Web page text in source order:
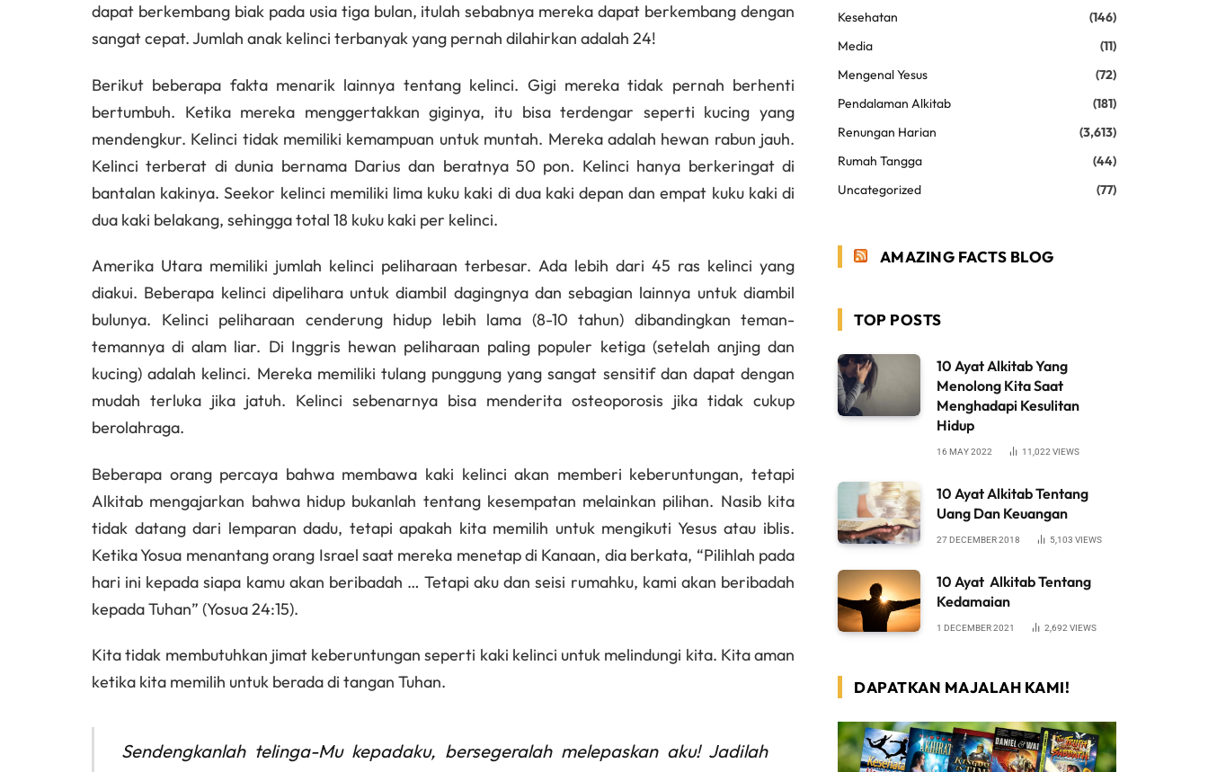
dapat berkembang biak pada usia tiga bulan, itulah sebabnya mereka dapat berkembang dengan
sangat cepat. Jumlah anak kelinci terbanyak yang pernah dilahirkan adalah 24!
Berikut beberapa fakta menarik lainnya tentang kelinci. Gigi mereka tidak pernah berhenti
bertumbuh. Ketika mereka menggertakkan giginya, itu bisa terdengar seperti kucing yang
mendengkur. Kelinci tidak memiliki kemampuan untuk muntah. Mereka adalah hewan rabun jauh.
Kelinci terberat di dunia bernama Darius dan beratnya 50 pon. Kelinci hanya berkeringat di
bantalan kakinya. Seekor kelinci memiliki lima kuku kaki di dua kaki depan dan empat kuku kaki di
dua kaki belakang, sehingga total 18 kuku kaki per kelinci.
Amerika Utara memiliki jumlah kelinci peliharaan terbesar. Ada lebih dari 45 ras kelinci yang
diakui. Beberapa kelinci dipelihara untuk diambil dagingnya dan sebagian lainnya untuk diambil
bulunya. Kelinci peliharaan cenderung hidup lebih lama (8-10 tahun) dibandingkan teman-
temannya di alam liar. Di Inggris hewan peliharaan paling populer ketiga (setelah anjing dan
kucing) adalah kelinci. Mereka memiliki tulang punggung yang sangat sensitif dan dapat dengan
mudah terluka jika jatuh. Kelinci sebenarnya bisa menderita osteoporosis jika tidak cukup
berolahraga.
Beberapa orang percaya bahwa membawa kaki kelinci akan memberi keberuntungan, tetapi
Alkitab mengajarkan bahwa hidup bukanlah tentang kesempatan melainkan pilihan. Nasib kita
tidak datang dari lemparan dadu, tetapi apakah kita memilih untuk mengikuti Yesus atau iblis.
Ketika Yosua menantang orang Israel saat mereka menetap di Kanaan, dia berkata, “Pilihlah pada
hari ini kepada siapa kamu akan beribadah … Tetapi aku dan seisi rumahku, kami akan beribadah
kepada Tuhan” (Yosua 24:15).
Kita tidak membutuhkan jimat keberuntungan seperti kaki kelinci untuk melindungi kita. Kita aman
ketika kita memilih untuk berada di tangan Tuhan.
Sendengkanlah telinga-Mu kepadaku, bersegeralah melepaskan aku! Jadilah
Kesehatan
(146)
Media
(11)
Mengenal Yesus
(72)
Pendalaman Alkitab
(181)
Renungan Harian
(3,613)
Rumah Tangga
(44)
Uncategorized
(77)
AMAZING FACTS BLOG
TOP POSTS
10 Ayat Alkitab Yang
Menolong Kita Saat
Menghadapi Kesulitan
Hidup
16 MAY 2022 11,022 VIEWS
10 Ayat Alkitab Tentang
Uang Dan Keuangan
27 DECEMBER 2018 5,103 VIEWS
10 Ayat Alkitab Tentang
Kedamaian
1 DECEMBER 2021 2,692 VIEWS
DAPATKAN MAJALAH KAMI!